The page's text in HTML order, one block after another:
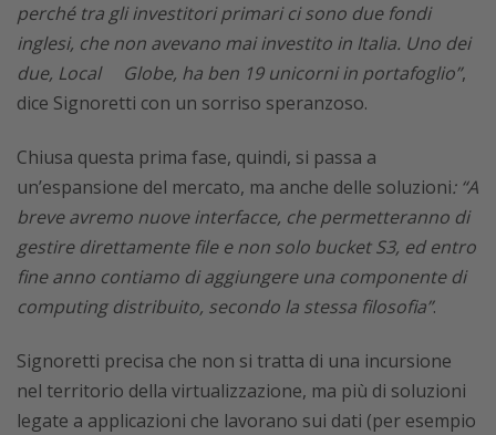
perché tra gli investitori primari ci sono due fondi
inglesi, che non avevano mai investito in Italia. Uno dei
due, Local
Globe, ha ben 19 unicorniin portafoglio”,
dice Signoretti con un sorriso speranzoso.
Chiusa questa prima fase, quindi, si passa a
un’espansione del mercato, ma anche delle soluzioni: “A
breve avremo nuove interfacce, che permetteranno di
gestire direttamente file e non solo bucket S3, ed entro
fine anno contiamo di aggiungere una componente di
computing distribuito, secondo la stessa filosofia”.
Signoretti precisa che non si tratta di una incursione
nel territorio della virtualizzazione, ma più di soluzioni
legate a applicazioni che lavorano sui dati (per esempio